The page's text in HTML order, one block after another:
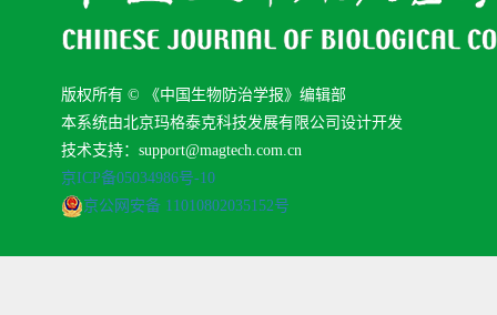
版权所有 © 《中国生物防治学报》编辑部
本系统由北京玛格泰克科技发展有限公司设计开发
技术支持：support@magtech.com.cn
京ICP备05034986号-10
京公网安备 11010802035152号